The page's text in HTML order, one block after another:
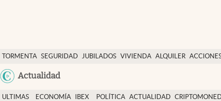
TORMENTA SEGURIDAD JUBILADOS VIVIENDA ALQUILER
Actualidad
Economía y finanzas
Política
Actualidad
ULTIMAS
ECONOMÍA
IBEX
POLÍTICA ACTUALIDAD